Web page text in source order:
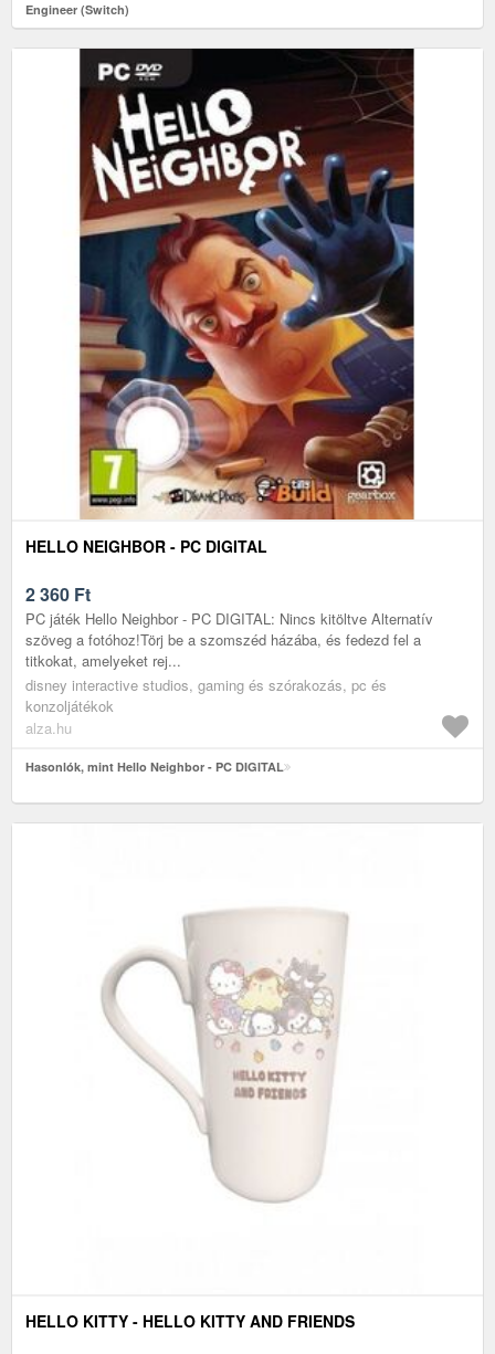
Engineer (Switch)
HELLO NEIGHBOR - PC DIGITAL
2 360 Ft
PC játék Hello Neighbor - PC DIGITAL: Nincs kitöltve Alternatív
szöveg a fotóhoz!Törj be a szomszéd házába, és fedezd fel a
titkokat, amelyeket rej...
disney interactive studios, gaming és szórakozás, pc és
konzoljátékok
alza.hu
Hasonlók, mint Hello Neighbor - PC DIGITAL
HELLO KITTY - HELLO KITTY AND FRIENDS